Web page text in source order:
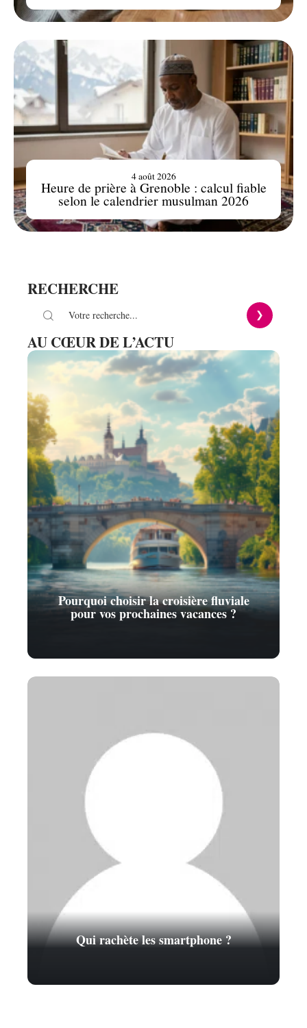
Heure de prière à Grenoble : calcul fiable
selon le calendrier musulman 2026
4 août 2026
RECHERCHE
AU CŒUR DE L’ACTU
Pourquoi choisir la croisière fluviale
pour vos prochaines vacances ?
Qui rachète les smartphone ?